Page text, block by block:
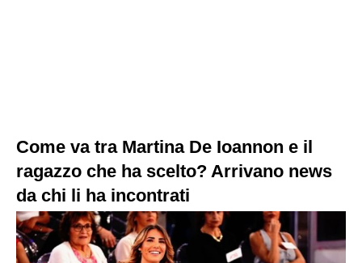
Come va tra Martina De Ioannon e il
ragazzo che ha scelto? Arrivano news
da chi li ha incontrati